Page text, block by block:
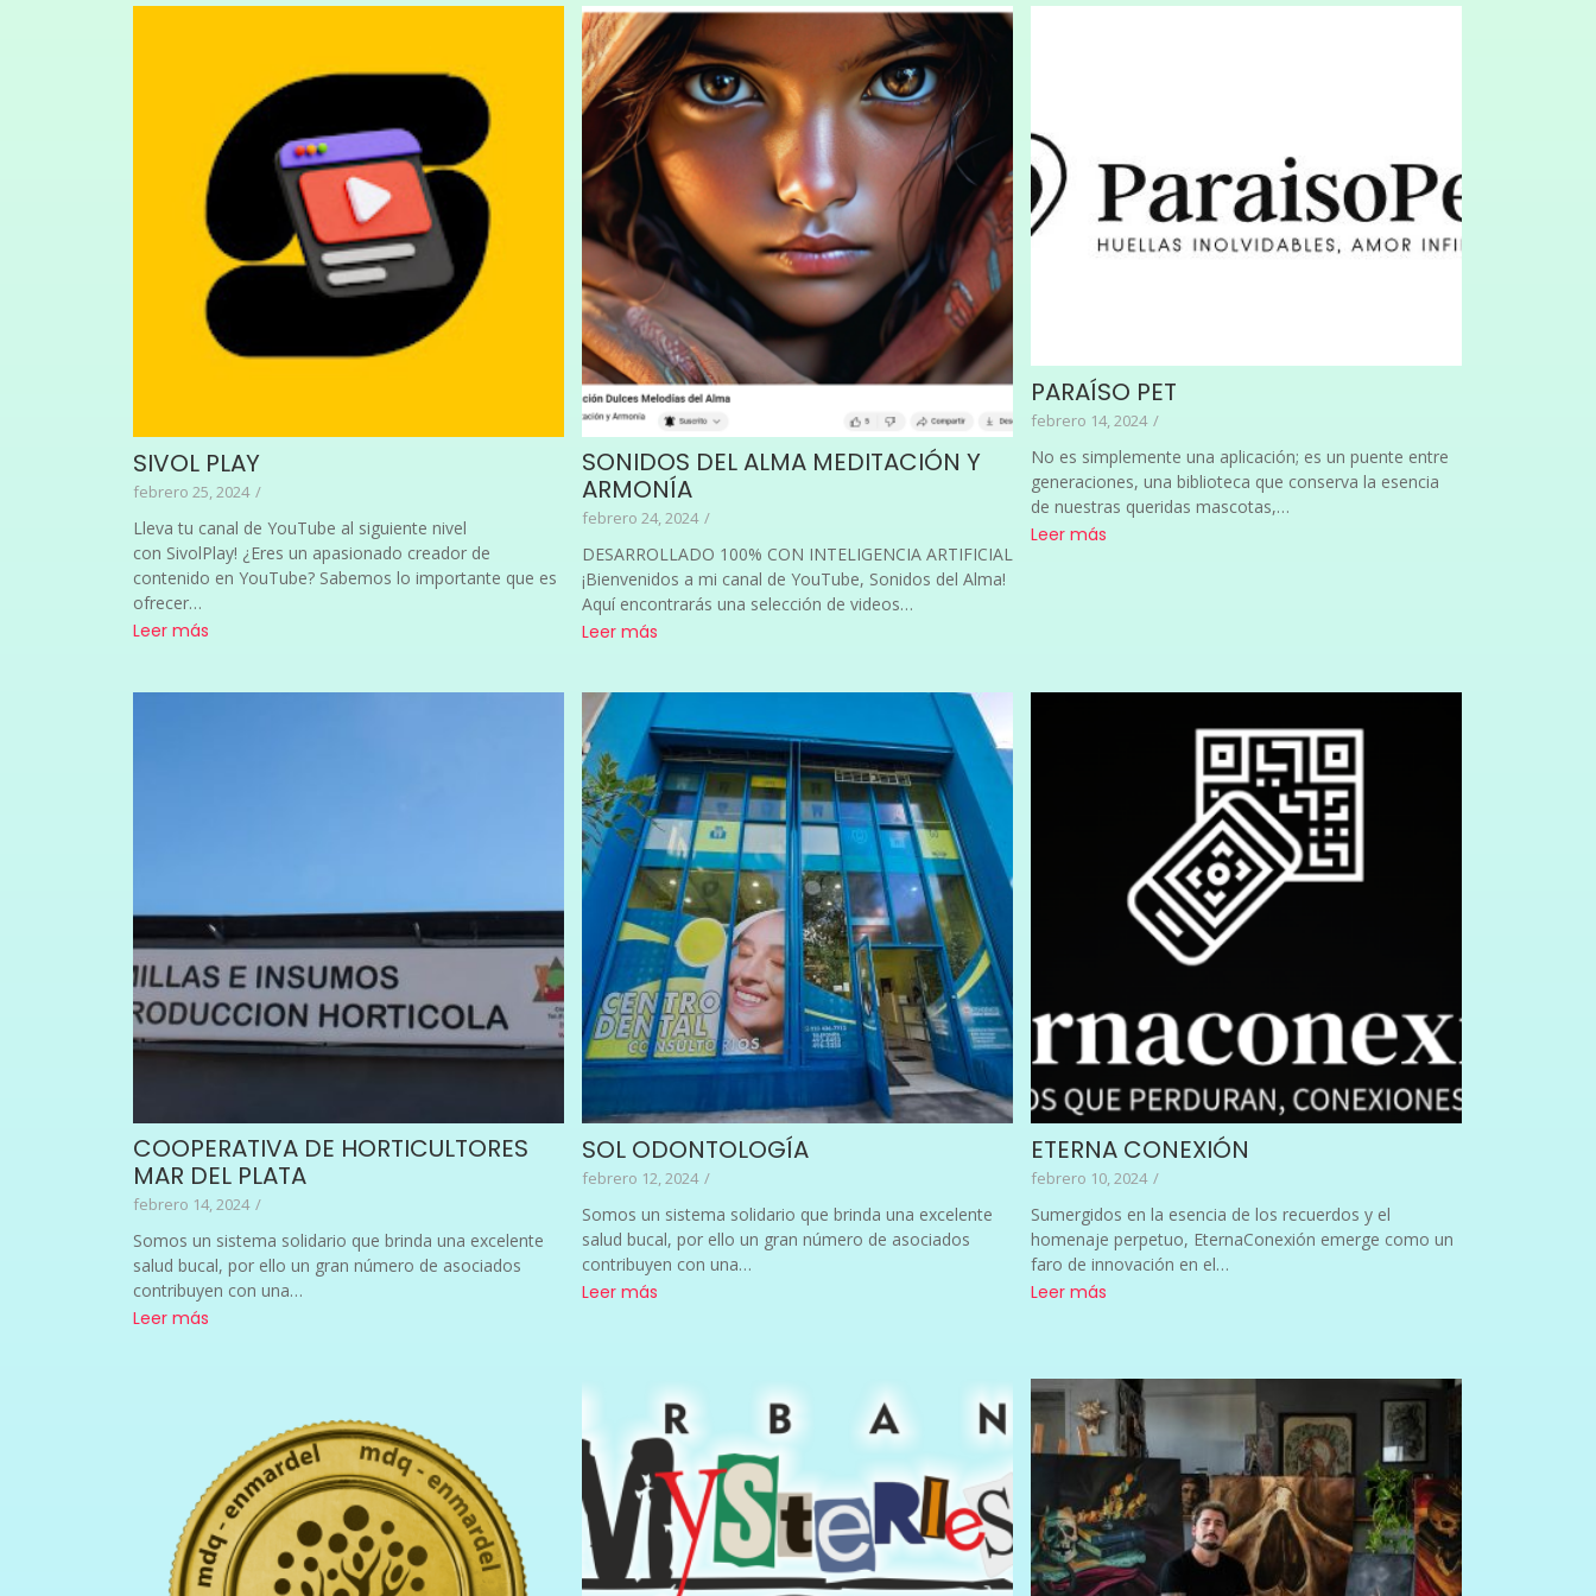
SIVOL PLAY
febrero 25, 2024 /
Lleva tu canal de YouTube al siguiente nivel
con SivolPlay! ¿Eres un apasionado creador de
contenido en YouTube? Sabemos lo importante que es
ofrecer…
Leer más
SONIDOS DEL ALMA MEDITACIÓN Y
ARMONÍA
febrero 24, 2024 /
DESARROLLADO 100% CON INTELIGENCIA ARTIFICIAL
¡Bienvenidos a mi canal de YouTube, Sonidos del Alma!
Aquí encontrarás una selección de videos…
Leer más
PARAÍSO PET
febrero 14, 2024 /
No es simplemente una aplicación; es un puente entre
generaciones, una biblioteca que conserva la esencia
de nuestras queridas mascotas,…
Leer más
COOPERATIVA DE HORTICULTORES
MAR DEL PLATA
febrero 14, 2024 /
Somos un sistema solidario que brinda una excelente
salud bucal, por ello un gran número de asociados
contribuyen con una…
Leer más
SOL ODONTOLOGÍA
febrero 12, 2024 /
Somos un sistema solidario que brinda una excelente
salud bucal, por ello un gran número de asociados
contribuyen con una…
Leer más
ETERNA CONEXIÓN
febrero 10, 2024 /
Sumergidos en la esencia de los recuerdos y el
homenaje perpetuo, EternaConexión emerge como un
faro de innovación en el…
Leer más